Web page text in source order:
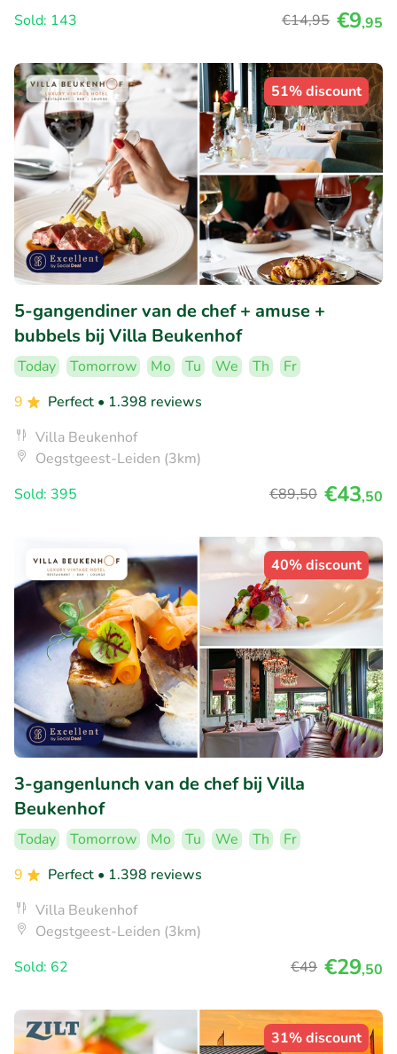
Sold: 143 €14,95 €9,95
51% discount
5-gangendiner van de chef + amuse +
bubbels bij Villa Beukenhof
Today Tomorrow Mo Tu We Th
Fr
9
Perfect • 1.398 reviews
Villa Beukenhof
Oegstgeest-Leiden (3km)
Sold: 395
€89,50 €43,50
40% discount
3-gangenlunch van de chef bij Villa
Beukenhof
Today Tomorrow Mo Tu We Th
Fr
9
Perfect • 1.398 reviews
Villa Beukenhof
Oegstgeest-Leiden (3km)
Sold: 62
€49 €29,50
31% discount